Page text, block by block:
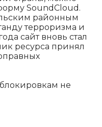
SoundCloud.
районным
терроризма и
сайт вновь стал
ресурса принял
блокировкам не